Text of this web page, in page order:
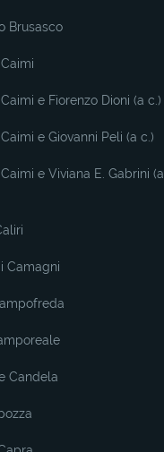
Brusasco
e Fiorenzo Dioni (a c.)
e Giovanni Peli (a c.)
e Viviana E. Gabrini (a
Camagni
Candela